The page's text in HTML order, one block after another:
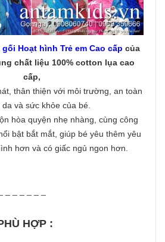
gối Hoạt hình Trẻ em Cao cấp của
chất liệu 100% cotton lụa cao
cấp,
thân thiện với môi trường, an toàn
và sức khỏe của bé.
hòa quyện nhẹ nhàng, cùng công
bật bắt mắt, giúp bé yêu thêm yêu
hơn và có giấc ngủ ngon hơn.
HỢP :